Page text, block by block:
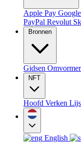
Apple Pay
PayPal Revolut
Bronnen
Gidsen Omvormer
NFT
Hoofd Verken
English